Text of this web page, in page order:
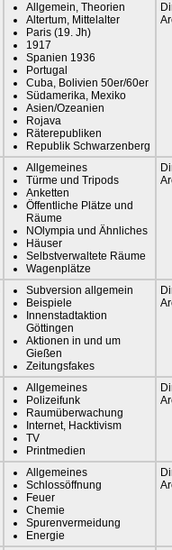
Allgemein, Theorien
Altertum, Mittelalter
Paris (19. Jh)
1917
Spanien 1936
Portugal
Cuba, Bolivien 50er/60er
Südamerika, Mexiko
Asien/Ozeanien
Rojava
Räterepubliken
Republik Schwarzenberg
Allgemeines
Türme und Tripods
Anketten
Öffentliche Plätze und
Räume
NOlympia und Ähnliches
Häuser
Selbstverwaltete Räume
Wagenplätze
Subversion allgemein
Beispiele
Innenstadtaktion
Göttingen
Aktionen in und um
Gießen
Zeitungsfakes
Allgemeines
Polizeifunk
Raumüberwachung
Internet, Hacktivism
TV
Printmedien
Allgemeines
Schlossöffnung
Feuer
Chemie
Spurenvermeidung
Energie